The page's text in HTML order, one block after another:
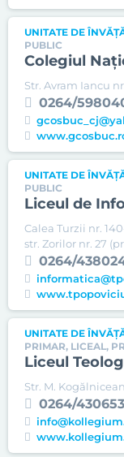
UNITATE DE
PUBLIC
Colegiul
Str. Avram Iancu
0264/
UNITATE DE
PUBLIC
Liceul de
Calea Turzii nr.
str. Zorilor nr. 27
0264/
UNITATE DE
PRIMAR, LICEAL,
Liceul
Str. M.
0264/430653